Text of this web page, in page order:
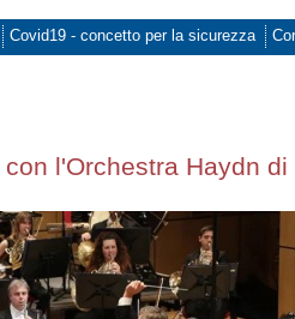
Covid19 - concetto per la sicurezza
l'Orchestra Haydn